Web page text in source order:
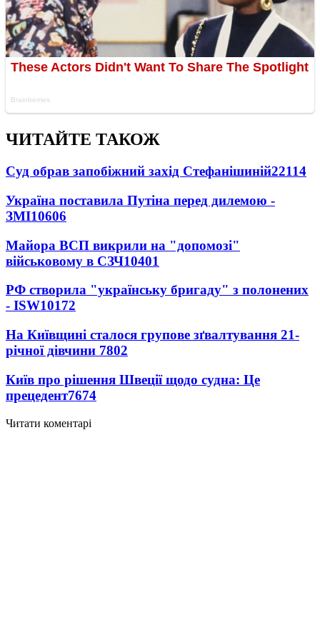
ЧИТАЙТЕ ТАКОЖ
Суд обрав запобіжний захід Стефанішиній22114
Україна поставила Путіна перед дилемою -
ЗМІ10606
Майора ВСП викрили на "допомозі"
військовому в СЗЧ10401
РФ створила "українську бригаду" з полонених
- ISW10172
На Київщині сталося групове зґвалтування 21-
річної дівчини 7802
Київ про рішення Швеції щодо судна: Це
прецедент7674
Читати коментарі